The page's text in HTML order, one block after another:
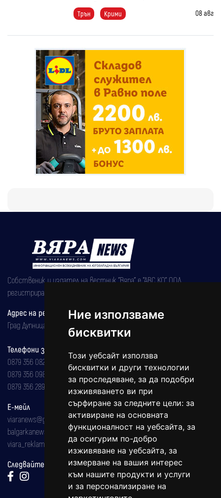
Ние използваме
бисквитки
Този уебсайт използва
бисквитки и други технологии
за проследяване, за да подобри
изживяването ви при
сърфиране за следните цели: за
активиране на основната
функционалност на уебсайта, за
да осигурим по-добро
изживяване на уебсайта, за
измерване на вашия интерес
към нашите продукти и услуги
и за персонализиране на
Трън Крими 08 авг
Собственик и издател на вестник "Вяра" е "АВС КО" ООД,
регистрирана на 08.05.2002 година.
Адрес на редакцията
Град Дупница, ул.''Христо Ботев" 43
Телефони за реклама и абонаменти
0879 356 082
0879 356 098
0879 356 289
Е-мейл
viaranews@gmail.com
balgarkanews@gmail.com
viara_reklama@mail.bg
Следвайте ни: